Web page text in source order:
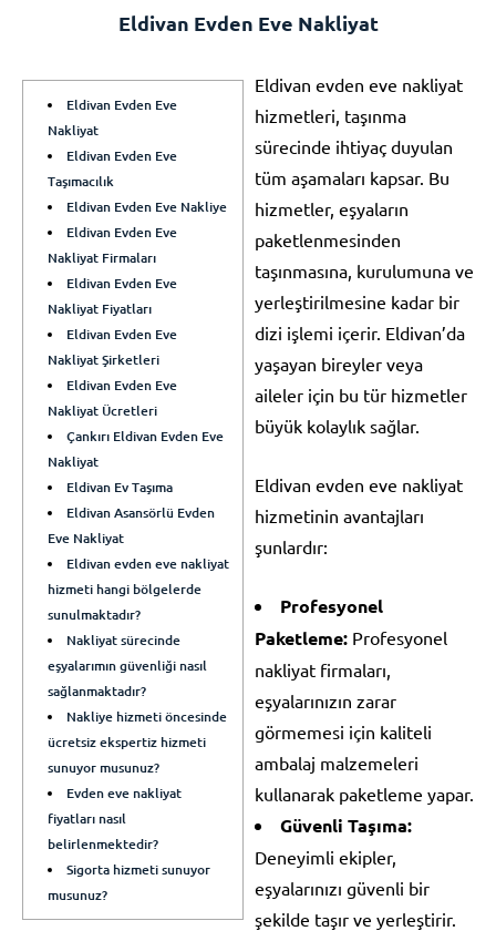
Eldivan Evden Eve Nakliyat
Eldivan Evden Eve
Nakliyat
Eldivan Evden Eve
Taşımacılık
Eldivan Evden Eve Nakliye
Eldivan Evden Eve
Nakliyat Firmaları
Eldivan Evden Eve
Nakliyat Fiyatları
Eldivan Evden Eve
Nakliyat Şirketleri
Eldivan Evden Eve
Nakliyat Ücretleri
Çankırı Eldivan Evden Eve
Nakliyat
Eldivan Ev Taşıma
Eldivan Asansörlü Evden
Eve Nakliyat
Eldivan evden eve nakliyat
hizmeti hangi bölgelerde
sunulmaktadır?
Nakliyat sürecinde
eşyalarımın güvenliği nasıl
sağlanmaktadır?
Nakliye hizmeti öncesinde
ücretsiz ekspertiz hizmeti
sunuyor musunuz?
Evden eve nakliyat
fiyatları nasıl
belirlenmektedir?
Sigorta hizmeti sunuyor
musunuz?
Eldivan evden eve nakliyat
hizmetleri, taşınma
sürecinde ihtiyaç duyulan
tüm aşamaları kapsar. Bu
hizmetler, eşyaların
paketlenmesinden
taşınmasına, kurulumuna ve
yerleştirilmesine kadar bir
dizi işlemi içerir. Eldivan’da
yaşayan bireyler veya
aileler için bu tür hizmetler
büyük kolaylık sağlar.
Eldivan evden eve nakliyat
hizmetinin avantajları
şunlardır:
Profesyonel
Paketleme: Profesyonel
nakliyat firmaları,
eşyalarınızın zarar
görmemesi için kaliteli
ambalaj malzemeleri
kullanarak paketleme yapar.
Güvenli Taşıma:
Deneyimli ekipler,
eşyalarınızı güvenli bir
şekilde taşır ve yerleştirir.